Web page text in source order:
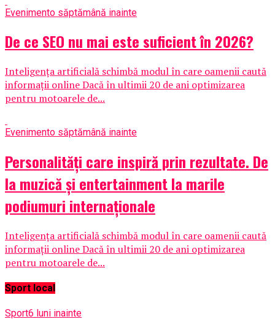
Evenimento săptămână inainte
De ce SEO nu mai este suficient în 2026?
Inteligența artificială schimbă modul în care oamenii caută
informații online Dacă în ultimii 20 de ani optimizarea
pentru motoarele de...
Evenimento săptămână inainte
Personalități care inspiră prin rezultate. De
la muzică și entertainment la marile
podiumuri internaționale
Inteligența artificială schimbă modul în care oamenii caută
informații online Dacă în ultimii 20 de ani optimizarea
pentru motoarele de...
Sport local
Sport6 luni inainte